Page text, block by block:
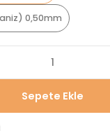
0,50mm
Sepete Ekle